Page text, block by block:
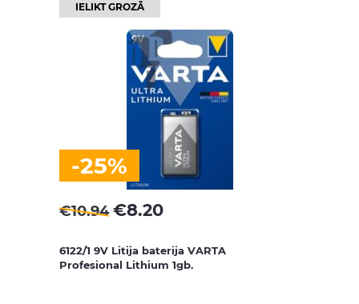
IELIKT GROZĀ
-25%
€10.94 €8.20
6122/1 9V Litija baterija VARTA
Profesional Lithium 1gb.